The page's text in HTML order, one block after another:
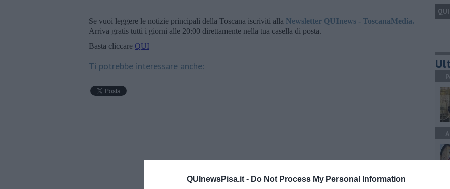
QUInewsPisa.it - Do Not Process My Personal Information
Se vuoi leggere le notizie principali della Toscana iscriviti alla Newsletter QUInews - ToscanaMedia.
Arriva gratis tutti i giorni alle 20:00 direttamente nella tua casella di posta.
Basta cliccare QUI
Ti potrebbe interessare anche:
QUI